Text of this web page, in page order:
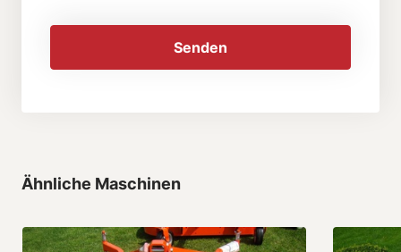
Senden
Ähnliche Maschinen